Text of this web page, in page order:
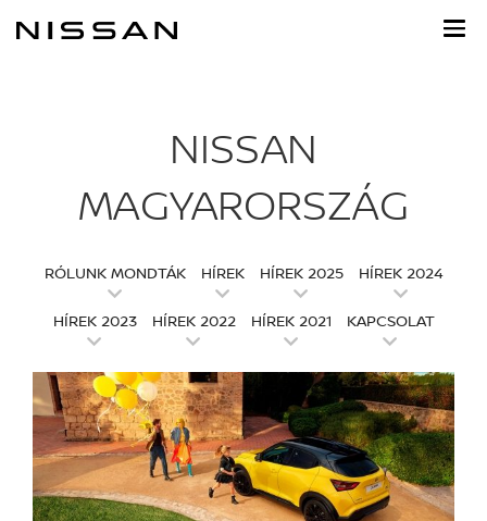
NISSAN
MAGYARORSZÁG
RÓLUNK MONDTÁK HÍREK HÍREK 2025 HÍREK 2024
HÍREK 2023 HÍREK 2022 HÍREK 2021 KAPCSOLAT